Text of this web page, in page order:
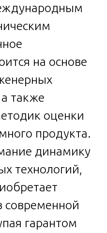
на основе
также
оценки
продукта.
динамику
технологий,
современной
гарантом